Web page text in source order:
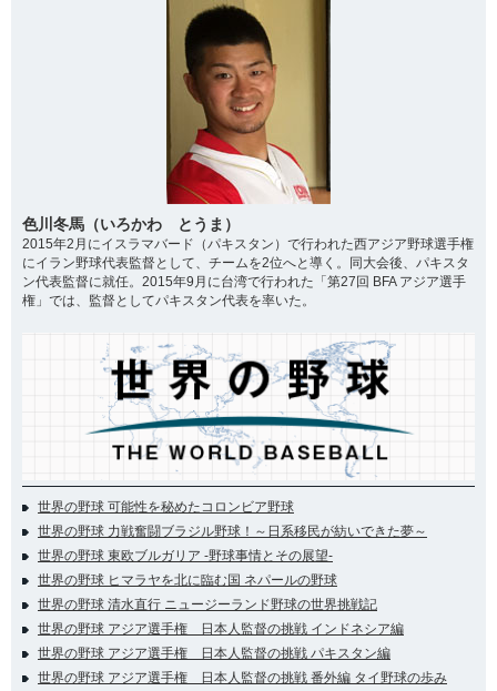
色川冬馬（いろかわ とうま）
2015年2月にイスラマバード（パキスタン）で行われた西アジア野球選手権
にイラン野球代表監督として、チームを2位へと導く。同大会後、パキスタ
ン代表監督に就任。2015年9月に台湾で行われた「第27回 BFA アジア選手
権」では、監督としてパキスタン代表を率いた。
世界の野球 可能性を秘めたコロンビア野球
世界の野球 力戦奮闘ブラジル野球！～日系移民が紡いできた夢～
世界の野球 東欧ブルガリア -野球事情とその展望-
世界の野球 ヒマラヤを北に臨む国 ネパールの野球
世界の野球 清水直行 ニュージーランド野球の世界挑戦記
世界の野球 アジア選手権 日本人監督の挑戦 インドネシア編
世界の野球 アジア選手権 日本人監督の挑戦 パキスタン編
世界の野球 アジア選手権 日本人監督の挑戦 番外編 タイ野球の歩み